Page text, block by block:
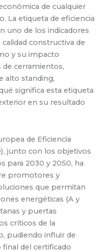
de cualquier
La etiqueta de eficiencia
uno de los indicadores
constructiva de
y su impacto
de cerramientos,
alto standing,
significa esta etiqueta
en su resultado
de Eficiencia
junto con los objetivos
para 2030 y 2050, ha
promotores y
que permitan
energéticas (A y
y puertas
críticos de la
pudiendo influir de
del certificado